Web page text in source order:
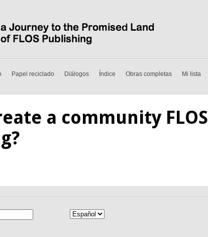
Papel reciclado Diálogos Índice Obras completas Mi lista
a community FLOS